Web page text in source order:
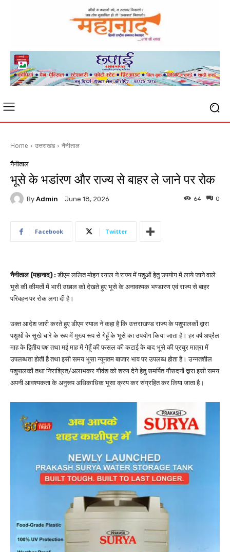
Home उत्तराखंड नैनीताल
नैनीताल
भूसे के भडांरण और राज्य से बाहर ले जाने पर रोक
By Admin June 18, 2026 0
64
Facebook Twitter
नैनीताल (महानाद) :डीएम ललित मोहन रयाल ने राज्य में पशुओं हेतु उपयोग में लाये जाने वाले
भूसे की कीमतों में भारी उछाल को देखते हुए भूसे के अनावश्यक भण्डारण एवं राज्य से बाहर
परिवहन पर रोक लगा दी है।
उक्त आदेश जारी करते हुए डीएम रयाल ने कहा है कि उत्तराखण्ड राज्य के पशुपालकों द्वारा
पशुओं के सूखे चारे के रूप में मुख्य रूप से गेहूँ के भूसे का उपयोग किया जाता है। हर वर्ष अप्रैल
माह के द्वितीय पक्ष तथा मई माह में गेहूँ की फसल की कटाई के बाद भूसे की प्रचुर मात्रा में
उपलब्धता होती है तथा इसी समय भूसा न्यूनतम बाजार भाव पर उपलब्ध होता है। उन्नतशील
पशुपालकों तथा निराश्रित/अलाभकर गौवंश को शरण देने हेतु समर्पित गौसदनों द्वारा इसी समय
अपनी आवश्यकता के अनुरूप अधिकाधिक भूसा क्रय कर संग्रहित कर लिया जाता है।